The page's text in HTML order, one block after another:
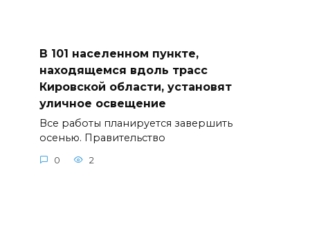
В 101 населенном пункте,
находящемся вдоль трасс
Кировской области, установят
уличное освещение
Все работы планируется завершить
осенью. Правительство
0 2